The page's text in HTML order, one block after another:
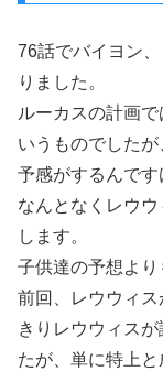
76話でバイヨン
りました。
ルーカスの計画
いうものでした
予感がするんです
なんとなくレウ
します。
子供達の予想より
前回、レウウィ
きりレウウィス
たが、単に特上